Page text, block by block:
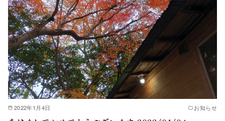
2022年1月4日 お知らせ